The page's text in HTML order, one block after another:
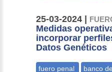
25-03-2024 |
Medidas
incorporar
Datos Genéticos